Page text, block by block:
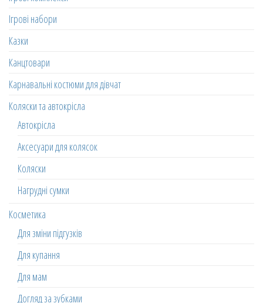
Ігрові набори
Казки
Канцтовари
Карнавальні костюми для дівчат
Коляски та автокрісла
Автокрісла
Аксесуари для колясок
Коляски
Нагрудні сумки
Косметика
Для зміни підгузків
Для купання
Для мам
Догляд за зубками